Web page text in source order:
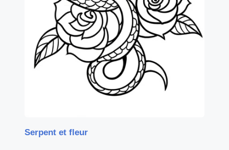
Serpent et fleur